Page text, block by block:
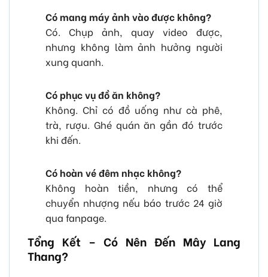
Có mang máy ảnh vào được không?
Có. Chụp ảnh, quay video được,
nhưng không làm ảnh hưởng người
xung quanh.
Có phục vụ đồ ăn không?
Không. Chỉ có đồ uống như cà phê,
trà, rượu. Ghé quán ăn gần đó trước
khi đến.
Có hoàn vé đêm nhạc không?
Không hoàn tiền, nhưng có thể
chuyển nhượng nếu báo trước 24 giờ
qua fanpage.
Tổng Kết – Có Nên Đến Mây Lang
Thang?